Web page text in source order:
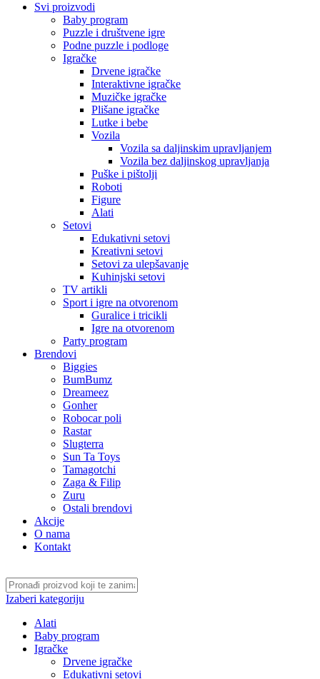
Svi proizvodi
Baby program
Puzzle i društvene igre
Podne puzzle i podloge
Igračke
Drvene igračke
Interaktivne igračke
Muzičke igračke
Plišane igračke
Lutke i bebe
Vozila
Vozila sa daljinskim upravljanjem
Vozila bez daljinskog upravljanja
Puške i pištolji
Roboti
Figure
Alati
Setovi
Edukativni setovi
Kreativni setovi
Setovi za ulepšavanje
Kuhinjski setovi
TV artikli
Sport i igre na otvorenom
Guralice i tricikli
Igre na otvorenom
Party program
Brendovi
Biggies
BumBumz
Dreameez
Gonher
Robocar poli
Rastar
Slugterra
Sun Ta Toys
Tamagotchi
Zaga & Filip
Zuru
Ostali brendovi
Akcije
O nama
Kontakt
Izaberi kategoriju
Alati
Baby program
Igračke
Drvene igračke
Edukativni setovi